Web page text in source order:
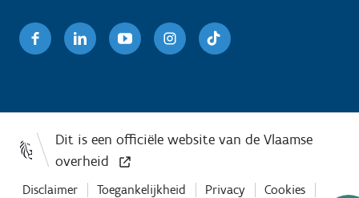
FacebookLinkedinYoutubeInstagram
Disclaimer Toegankelijkheid Privacy Cookies